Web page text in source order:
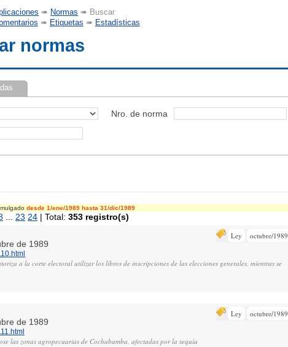
➠ Normas ➠ Buscar
➠ Etiquetas ➠ Estadísticas
normas
Nro. de norma
desde 1/ene/1989 hasta 31/dic/1989
23 24 | Total:353 registro(s)
Ley octubre/1989
de 1989
a la corte electoral utilizar los libros de inscripciones de las elecciones generales, mientras se
Ley octubre/1989
de 1989
las zonas agropecuarias de Cochabamba, afectadas por la sequía